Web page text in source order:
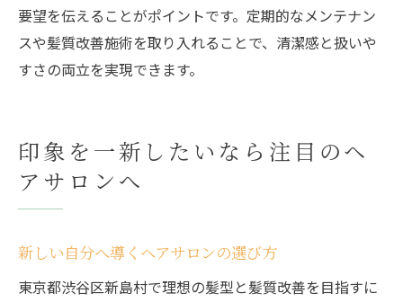
要望を伝えることがポイントです。定期的なメンテナン
スや髪質改善施術を取り入れることで、清潔感と扱いや
すさの両立を実現できます。
印象を一新したいなら注目のヘ
アサロンへ
新しい自分へ導くヘアサロンの選び方
東京都渋谷区新島村で理想の髪型と髪質改善を目指すに